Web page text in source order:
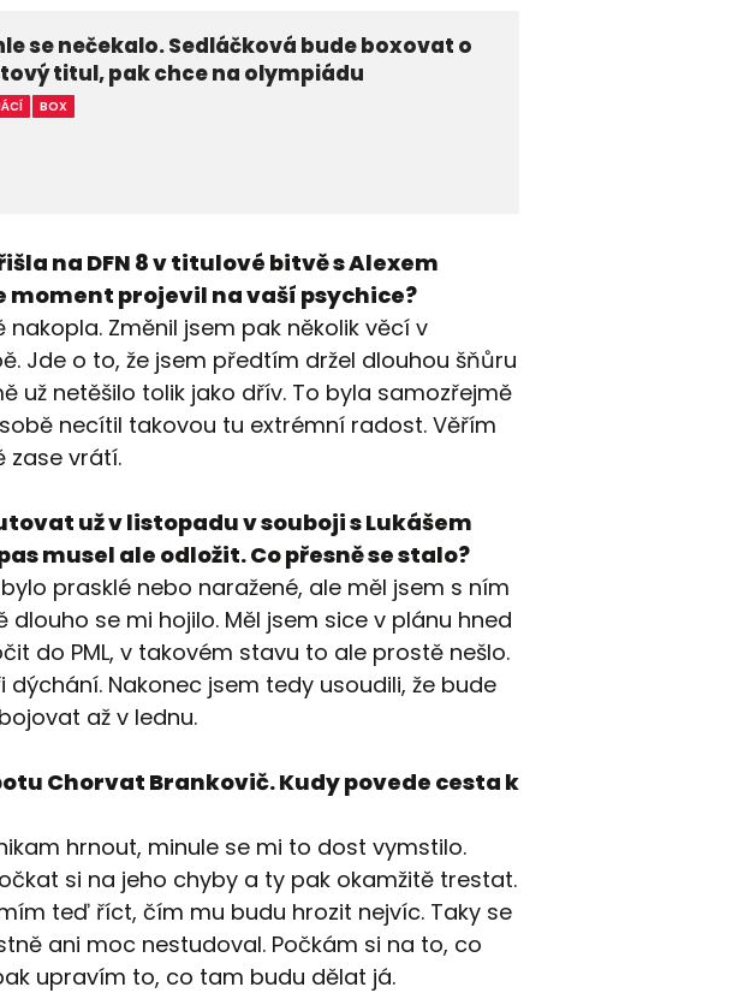
se nečekalo. Sedláčková bude boxovat o
titul, pak chce na olympiádu
BOX
na DFN 8 v titulové bitvě s Alexem
moment projevil na vaší psychice?
Změnil jsem pak několik věcí v
Jde o to, že jsem předtím držel dlouhou šňůru
už netěšilo tolik jako dřív. To byla samozřejmě
necítil takovou tu extrémní radost. Věřím
zase vrátí.
už v listopadu v souboji s Lukášem
musel ale odložit. Co přesně se stalo?
prasklé nebo naražené, ale měl jsem s ním
dlouho se mi hojilo. Měl jsem sice v plánu hned
do PML, v takovém stavu to ale prostě nešlo.
Nakonec jsem tedy usoudili, že bude
až v lednu.
Chorvat Brankovič. Kudy povede cesta k
hrnout, minule se mi to dost vymstilo.
si na jeho chyby a ty pak okamžitě trestat.
teď říct, čím mu budu hrozit nejvíc. Taky se
ani moc nestudoval. Počkám si na to, co
upravím to, co tam budu dělat já.